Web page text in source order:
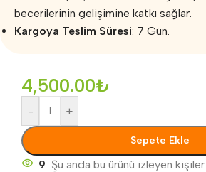
becerilerinin gelişimine katkı sağlar.
Kargoya Teslim Süresi: 7 Gün.
4,500.00₺
- +
Sepete Ekle
9 Şu anda bu ürünü izleyen